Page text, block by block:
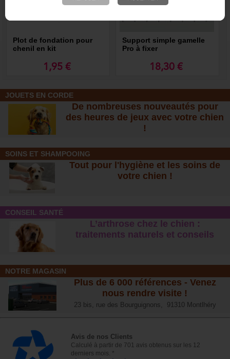
Plot de fondation pour
chenil en kit
1,95 €
Support simple gamelle
Pro à fixer
18,30 €
JOUETS EN CORDE
De nombreuses nouveautés pour
des heures de jeux avec votre chien
!
SOINS ET SHAMPOOING
Tout pour l'hygiène et les soins de
votre chien !
CONSEIL SANTÉ
L’arthrose chez le chien :
traitements naturels et conseils
NOTRE MAGASIN
Plus de 6 000 références - Venez
nous rendre visite !
23 bis, rue des Bourguignons, 91310 Montlhéry
Avis de nos Clients
Calculé à partir de 701 avis obtenus sur les 12
derniers mois. *